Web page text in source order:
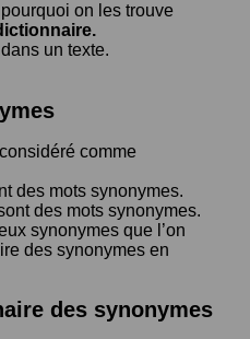
on les trouve
un texte.
comme
des mots synonymes.
des mots synonymes.
synonymes que l’on
des synonymes en
des synonymes